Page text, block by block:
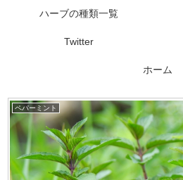
ハーブの種類一覧
Twitter
ホーム
ペパーミント